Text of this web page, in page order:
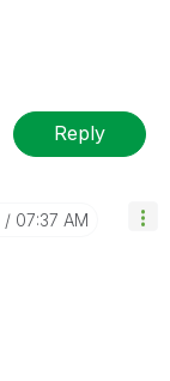
Reply
07:37 AM